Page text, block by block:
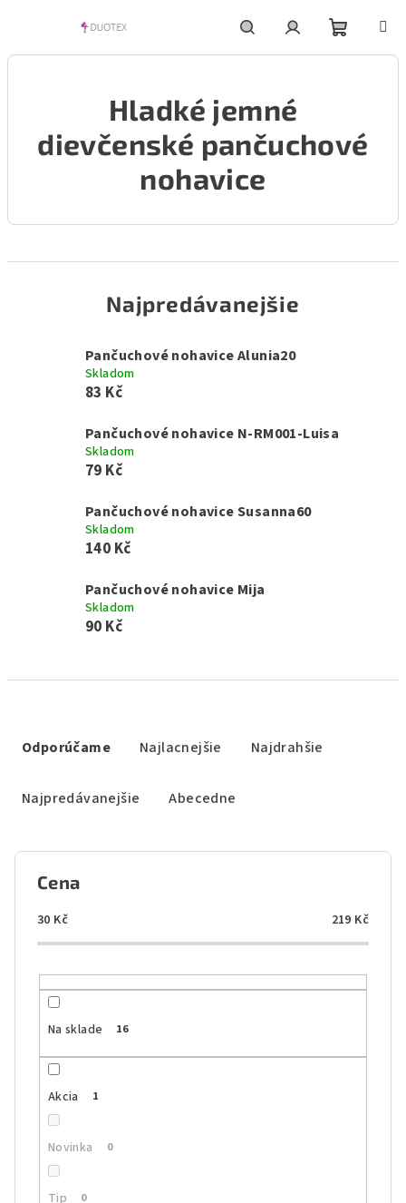
HľadaťPrihlásenie
Hladké jemné
dievčenské pančuchové
nohavice
Najpredávanejšie
Pančuchové nohavice Alunia20
Skladom
83 Kč
Pančuchové nohavice N-RM001-Luisa
Skladom
79 Kč
Pančuchové nohavice Susanna60
Skladom
140 Kč
Pančuchové nohavice Mija
Skladom
90 Kč
Odporúčame Najlacnejšie Najdrahšie
Najpredávanejšie Abecedne
Cena
30 Kč 219 Kč
Na sklade 16
Akcia 1
Novinka 0
Tip 0